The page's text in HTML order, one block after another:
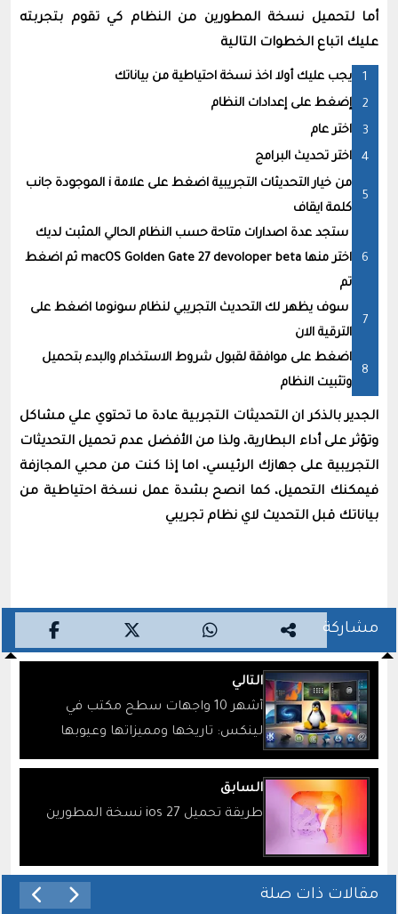
أما لتحميل نسخة المطورين من النظام كي تقوم بتجربته
عليك اتباع الخطوات التالية
يجب عليك أولا اخذ نسخة احتياطية من بياناتك
إضغط على إعدادات النظام
اختر عام
اختر تحديث البرامج
من خيار التحديثات التجريبية اضغط على علامة i الموجودة جانب
كلمة ايقاف
ستجد عدة اصدارات متاحة حسب النظام الحالي المثبت لديك
اختر منها macOS Golden Gate 27 devoloper beta ثم اضغط
تم
سوف يظهر لك التحديث التجريبي لنظام سونوما اضغط على
الترقية الان
اضغط على موافقة لقبول شروط الاستخدام والبدء بتحميل
وتثبيت النظام
الجدير بالذكر ان التحديثات التجربية عادة ما تحتوي علي مشاكل
وتؤثر على أداء البطارية، ولذا من الأفضل عدم تحميل التحديثات
التجريبية على جهازك الرئيسي، اما إذا كنت من محبي المجازفة
فيمكنك التحميل، كما انصح بشدة عمل نسخة احتياطية من
بياناتك قبل التحديث لاي نظام تجريبي
مشاركة
التالي
أشهر 10 واجهات سطح مكتب في
لينكس: تاريخها ومميزاتها وعيوبها
السابق
طريقة تحميل ios 27 نسخة المطورين
مقالات ذات صلة